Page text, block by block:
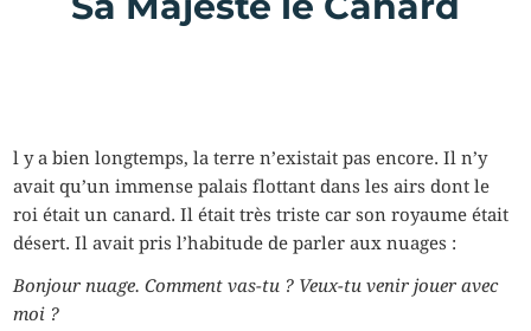
l y a bien longtemps, la terre n’existait pas encore. Il n’y
avait qu’un immense palais flottant dans les airs dont le
roi était un canard. Il était très triste car son royaume était
désert. Il avait pris l’habitude de parler aux nuages :
Bonjour nuage. Comment vas-tu ? Veux-tu venir jouer avec
moi ?